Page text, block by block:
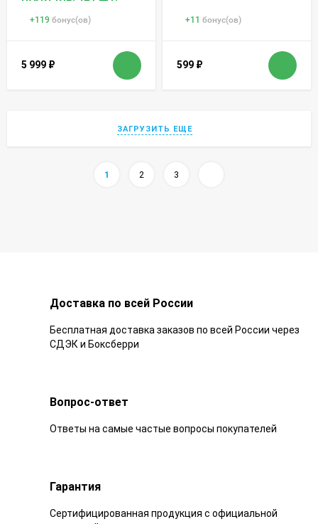
+119 бонус(ов)
5 999 ₽
+11 бонус(ов)
599 ₽
ЗАГРУЗИТЬ ЕЩЕ
1 2 3
Доставка по всей России
Бесплатная доставка заказов по всей России через
СДЭК и Боксберри
Вопрос-ответ
Ответы на самые частые вопросы покупателей
Гарантия
Сертифицированная продукция с официальной